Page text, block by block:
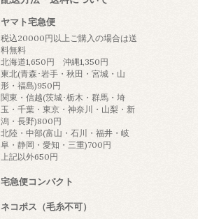
ヤマト宅急便
税込20000円以上ご購入の場合は送
料無料
北海道1,650円 沖縄1,350円
東北(青森･岩手・秋田・宮城・山
形・福島)950円
関東・信越(茨城･栃木・群馬・埼
玉・千葉・東京・神奈川・山梨・新
潟・長野)800円
北陸・中部(富山・石川・福井・岐
阜・静岡・愛知・三重)700円
上記以外650円
宅急便コンパクト
ネコポス（毛糸不可）